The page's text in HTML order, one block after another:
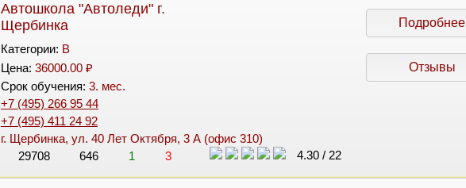
Автошкола "Автоледи" г.
Щербинка
Категории: B
Цена: 36000.00 ₽
Срок обучения: 3. мес.
+7 (495) 266 95 44
+7 (495) 411 24 92
г. Щербинка, ул. 40 Лет Октября, 3 А (офис 310)
29708
646 1 3 4.30/ 22
Подробнее
Отзывы